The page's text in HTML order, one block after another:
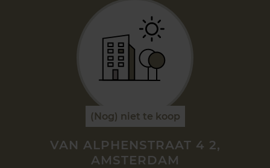
(Nog) niet te koop
VAN ALPHENSTRAAT 4 2,
AMSTERDAM